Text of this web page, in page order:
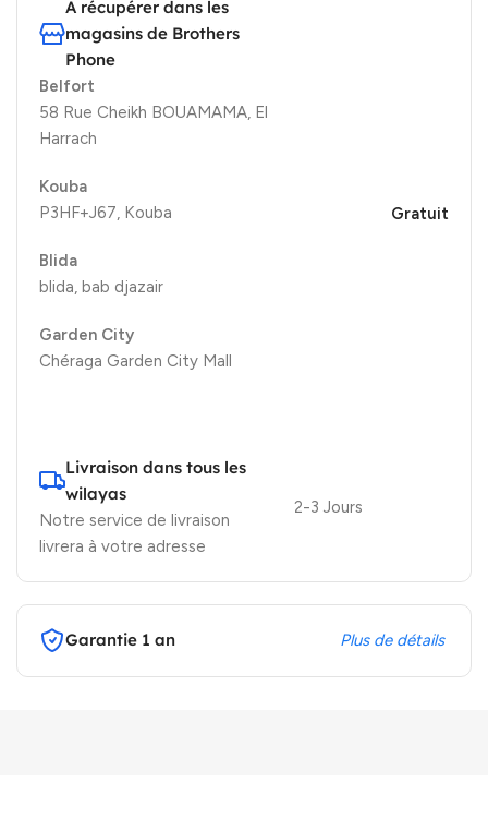
A récupérer dans les
magasins de Brothers
Phone
Belfort
58 Rue Cheikh BOUAMAMA, El
Harrach
Kouba
P3HF+J67, Kouba
Blida
blida, bab djazair
Garden City
Chéraga Garden City Mall
Gratuit
Livraison dans tous les
wilayas
Notre service de livraison
livrera à votre adresse
2-3 Jours
Garantie 1 an Plus de détails